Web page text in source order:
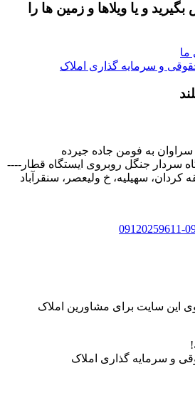
و یا ویلاها و زمین ها را
ما
سراوان به فومن جاده جیرده
سردار جنگل روبروی ایستگاه قطار----
این ‌سایت برای مشاورین املاک
و سرمایه گذاری املاک